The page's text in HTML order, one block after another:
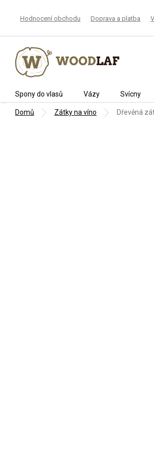
Hodnocení obchodu Doprava a platba
Spony do vlasů Vázy Svícny
Domů Zátky na víno Dřevěná